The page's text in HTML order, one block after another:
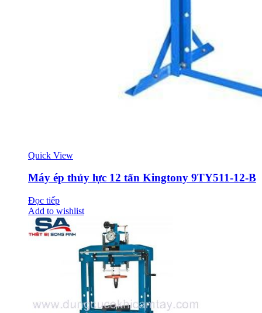
Quick View
Máy ép thủy lực 12 tấn Kingtony 9TY511-12-B
Đọc tiếp
Add to wishlist